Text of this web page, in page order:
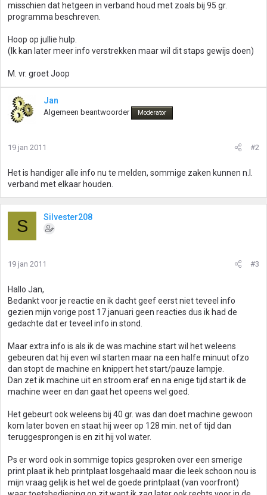
misschien dat hetgeen in verband houd met zoals bij 95 gr.
programma beschreven.
Hoop op jullie hulp.
(Ik kan later meer info verstrekken maar wil dit staps gewijs doen)
M. vr. groet Joop
Jan
Algemeen beantwoorder Moderator
19 jan 2011 #2
Het is handiger alle info nu te melden, sommige zaken kunnen n.l.
verband met elkaar houden.
S Silvester208
19 jan 2011 #3
Hallo Jan,
Bedankt voor je reactie en ik dacht geef eerst niet teveel info
gezien mijn vorige post 17 januari geen reacties dus ik had de
gedachte dat er teveel info in stond.
Maar extra info is als ik de was machine start wil het weleens
gebeuren dat hij even wil starten maar na een halfe minuut ofzo
dan stopt de machine en knippert het start/pauze lampje.
Dan zet ik machine uit en stroom eraf en na enige tijd start ik de
machine weer en dan gaat het opeens wel goed.
Het gebeurt ook weleens bij 40 gr. was dan doet machine gewoon
kom later boven en staat hij weer op 128 min. net of tijd dan
teruggesprongen is en zit hij vol water.
Ps er word ook in sommige topics gesproken over een smerige
print plaat ik heb printplaat losgehaald maar die leek schoon nou is
mijn vraag gelijk is het wel de goede printplaat (van voorfront)